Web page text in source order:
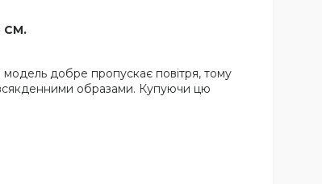
СМ.
модель добре пропускає повітря, тому
образами. Купуючи цю